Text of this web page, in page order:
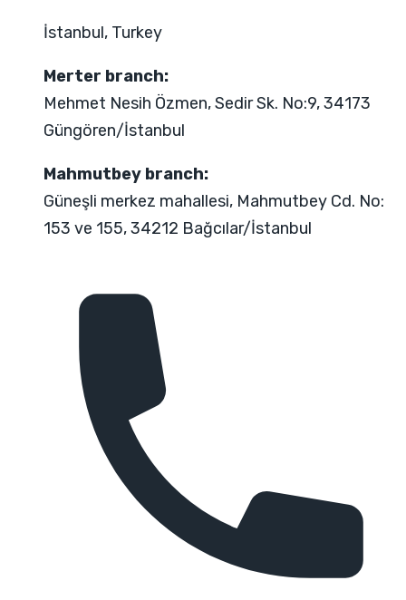
İstanbul, Turkey
Merter branch:
Mehmet Nesih Özmen, Sedir Sk. No:9, 34173
Güngören/İstanbul
Mahmutbey branch:
Güneşli merkez mahallesi, Mahmutbey Cd. No:
153 ve 155, 34212 Bağcılar/İstanbul